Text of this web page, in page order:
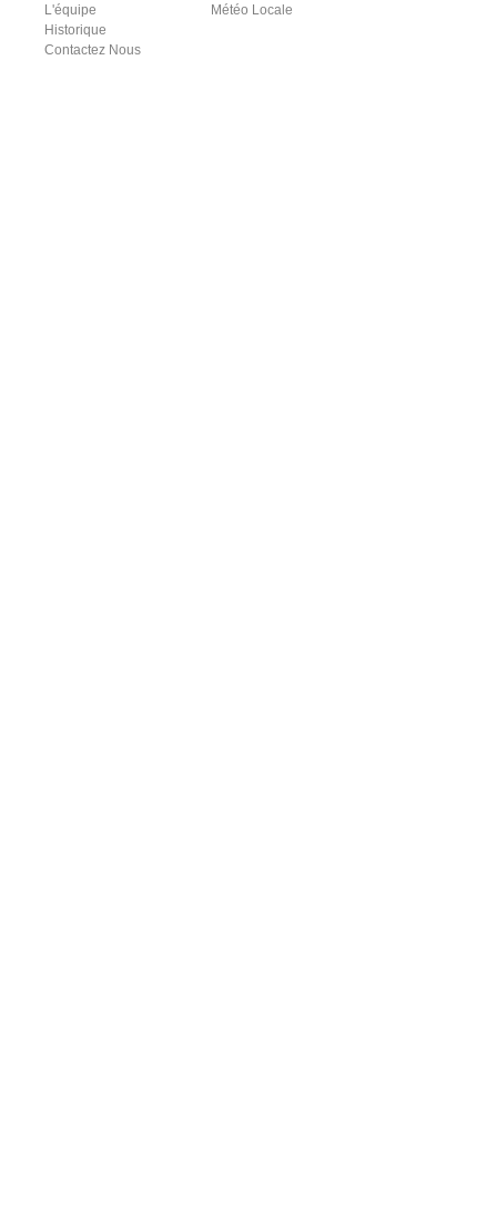
L'équipe
Historique
Contactez Nous
Météo Locale